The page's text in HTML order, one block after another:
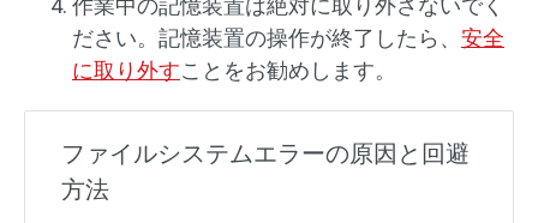
作業中の記憶装置は絶対に取り外さないでく
ださい。記憶装置の操作が終了したら、 安全
に取り外すことをお勧めします。
ファイルシステムエラーの原因と回避
方法